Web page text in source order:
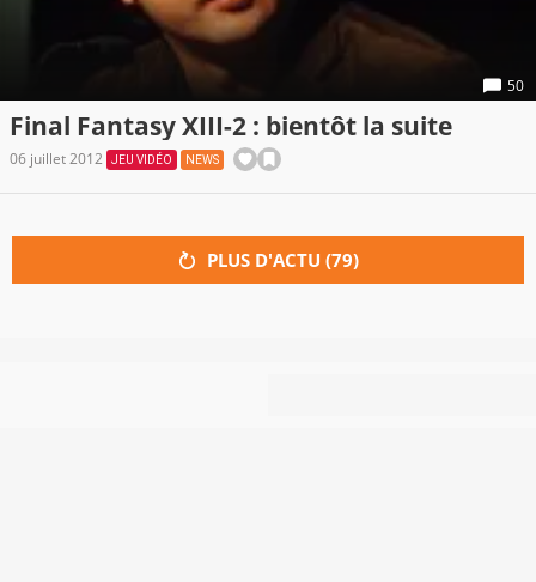
50
Final Fantasy XIII-2 : bientôt la suite
06 juillet 2012 JEU VIDÉO NEWS
PLUS D'ACTU (79)